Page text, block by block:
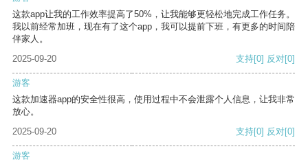
这款app让我的工作效率提高了50%，让我能够更轻松地完成工作任务。
我以前经常加班，现在有了这个app，我可以提前下班，有更多的时间陪
伴家人。
2025-09-20
支持[0] 反对[0]
游客
这款加速器app的安全性很高，使用过程中不会泄露个人信息，让我非常
放心。
2025-09-20
支持[0] 反对[0]
游客